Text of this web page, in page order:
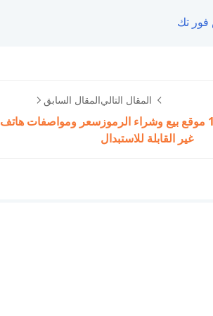
فور تك
المقال التالي
شرح ما هو NFT و افضل 15 موقع بيع وشراء الرموز
غير القابلة للاستبدال
المقال السابق
سعر ومواصفات هاتف Redmi 10 Power رسمياً